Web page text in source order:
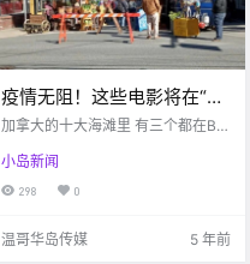
疫情无阻！这些电影将在“封
城状态下”继续在维多利亚取
加拿大的十大海滩里 有三个都在BC
《孤独星球》列出了加拿大十大海
滩 其中有三个都在BC省 他们分别是
圣约瑟夫湾，切斯特曼海滩 和基斯
小岛新闻
298 0
温哥华岛传媒 5 年前